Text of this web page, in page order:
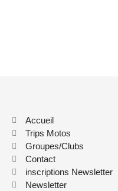
Accueil
Trips Motos
Groupes/Clubs
Contact
inscriptions Newsletter
Newsletter